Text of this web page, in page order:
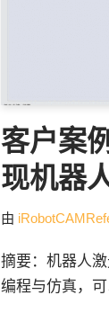
客户案
现机器
由
摘要：机器人
编程与仿真，